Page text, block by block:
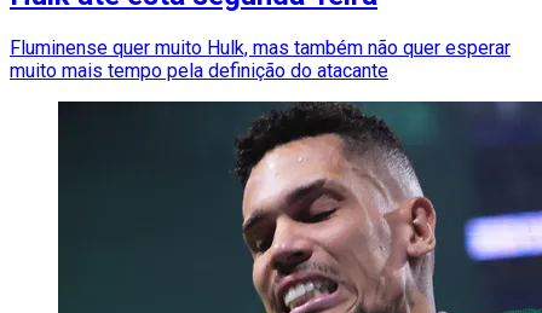
Fluminense quer muito Hulk, mas também não quer esperar
muito mais tempo pela definição do atacante